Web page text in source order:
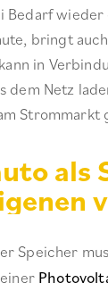
Bedarf
bringt
in
dem Netz
Strommarkt
als
Speicher